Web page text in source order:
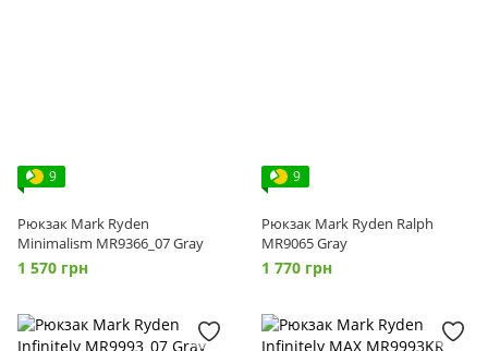
9
Рюкзак Mark Ryden
Minimalism MR9366_07 Gray
1 570 грн
9
Рюкзак Mark Ryden Ralph
MR9065 Gray
1 770 грн